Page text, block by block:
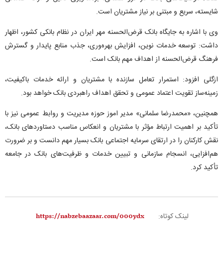
شایسته، سریع و مبتنی بر نیاز مشتریان است.
وی با اشاره به جایگاه بانک قرض‌الحسنه مهر ایران در نظام بانکی کشور، اظهار
داشت: توسعه خدمات نوین، افزایش بهره‌وری، جذب منابع پایدار و گسترش
فرهنگ قرض‌الحسنه از اهداف مهم بانک است.
ازگلی افزود: استمرار تعامل سازنده با مشتریان و ارائه خدمات باکیفیت،
زمینه‌ساز تقویت اعتماد عمومی و تحقق اهداف راهبردی بانک خواهد بود.
همچنین، «محمدرضا سلمانی» مدیر اموز حوزه مدیریت و روابط ‌عمومی نیز با
تأکید بر اهمیت ارتباط مؤثر با مشتریان و انعکاس مناسب دستاوردهای بانک،
نقش کارکنان را در ارتقای سرمایه اجتماعی بانک بسیار مهم دانست و بر ضرورت
هم‌افزایی، انسجام سازمانی و تبیین خدمات و ظرفیت‌های بانک در جامعه
تأکید کرد.
لینک کوتاه: